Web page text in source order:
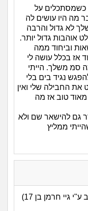
כשמסתכלים על
מה היו עושים לה
לא גדול והרבה
אוהבות גדול יותר.
וביחוד ממה
אז בכלל עושה לי
סמ משלך. הייתי
נגיד בים בלי
את החבילה שלי ואין
טוב אז מה
גם להישאר שם ולא
ממליץ
אם התיאור הוא אכן אמיתי (ולא נכתב ע"י גיי חרמן בן 17)